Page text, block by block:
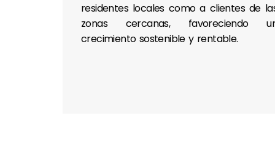
residentes locales como a clientes de
zonas cercanas, favoreciendo
crecimiento sostenible y rentable.